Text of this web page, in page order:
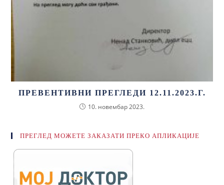
ПРЕВЕНТИВНИ ПРЕГЛЕДИ 12.11.2023.Г.
10. новембар 2023.
ПРЕГЛЕД МОЖЕТЕ ЗАКАЗАТИ ПРЕКО АПЛИКАЦИЈЕ